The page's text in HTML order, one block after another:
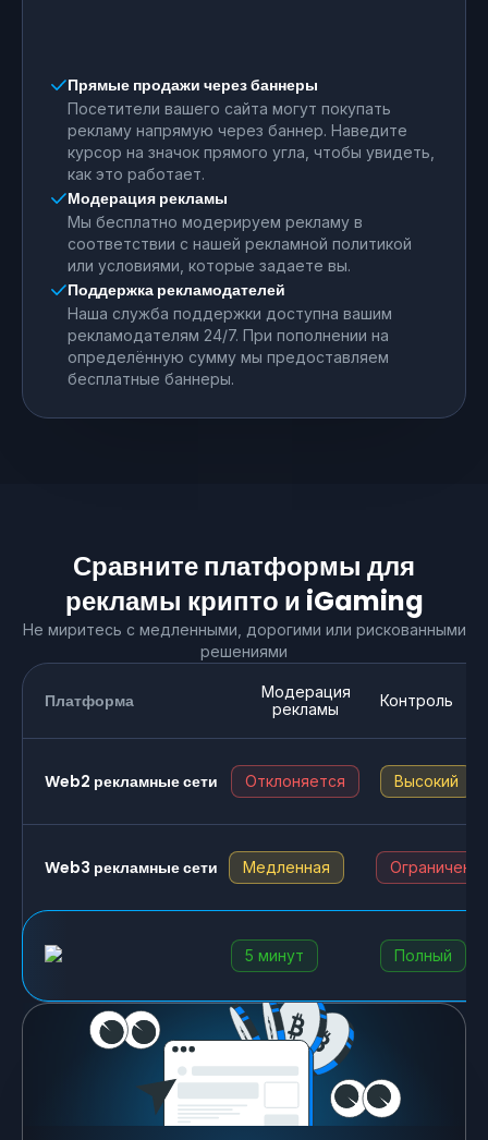
Прямые продажи через баннеры
Посетители вашего сайта могут покупать
рекламу напрямую через баннер. Наведите
курсор на значок прямого угла, чтобы увидеть,
как это работает.
Модерация рекламы
Мы бесплатно модерируем рекламу в
соответствии с нашей рекламной политикой
или условиями, которые задаете вы.
Поддержка рекламодателей
Наша служба поддержки доступна вашим
рекламодателям 24/7. При пополнении на
определённую сумму мы предоставляем
бесплатные баннеры.
Сравните платформы для
рекламы крипто и iGaming
Не миритесь с медленными, дорогими или рискованными
решениями
Платформа
Модерация
рекламы
Контроль
Web2 рекламные сети Отклоняется Высокий
Web3 рекламные сети Медленная
5 минут Полный